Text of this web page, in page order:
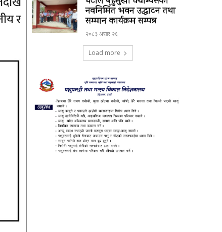
र
नवनिर्मित भवन उद्घाटन तथा
सम्मान कार्यक्रम सम्पन्न
२०८३ असार २६
Load more